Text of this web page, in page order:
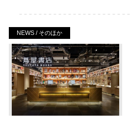
NEWS / そのほか